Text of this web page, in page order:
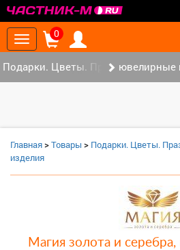
Toggle
navigation
0
Подарки. Цветы. Праздники. (0)
ювелирные
Главная>Товары > Подарки. Цветы.
изделия
Магия золота и